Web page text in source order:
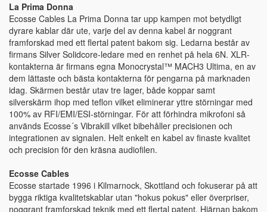
La Prima Donna
Ecosse Cables La Prima Donna tar upp kampen mot betydligt
dyrare kablar där ute, varje del av denna kabel är noggrant
framforskad med ett flertal patent bakom sig. Ledarna består av
firmans Silver Solidcore-ledare med en renhet på hela 6N. XLR-
kontakterna är firmans egna Monocrystal™ MACH3 Ultima, en av
dem lättaste och bästa kontakterna för pengarna på marknaden
idag. Skärmen består utav tre lager, både koppar samt
silverskärm ihop med teflon vilket eliminerar yttre störningar med
100% av RFI/EMI/ESI-störningar. För att förhindra mikrofoni så
används Ecosse´s Vibrakill vilket bibehåller precisionen och
integrationen av signalen. Helt enkelt en kabel av finaste kvalitet
och precision för den kräsna audiofilen.
Ecosse Cables
Ecosse startade 1996 i Kilmarnock, Skottland och fokuserar på att
bygga riktiga kvalitetskablar utan "hokus pokus" eller överpriser,
noggrant framforskad teknik med ett flertal patent. Hjärnan bakom